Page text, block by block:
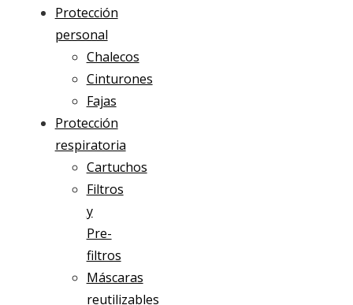
Protección
personal
Chalecos
Cinturones
Fajas
Protección
respiratoria
Cartuchos
Filtros
y
Pre-
filtros
Máscaras
reutilizables